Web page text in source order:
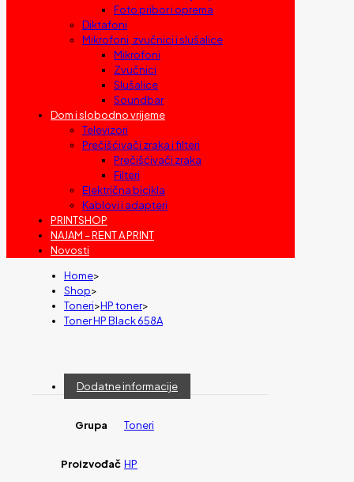
Foto pribor i oprema
Diktafoni
Mikrofoni, zvučnici i slušalice
Mikrofoni
Zvučnici
Slušalice
Soundbar
Dom i slobodno vrijeme
Televizori
Prečišćivači zraka i filteri
Prečišćivači zraka
Filteri
Električna bicikla
Kablovi i adapteri
PRINTSHOP
NAJAM – RENT A PRINT
Novosti
Home>
Shop>
Toneri>HP toner>
Toner HP Black 658A
Dodatne informacije
Grupa Toneri
Proizvođač HP